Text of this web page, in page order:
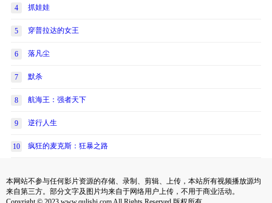
4 抓娃娃
5 穿普拉达的女王
6 落凡尘
7 默杀
8 航海王：强者天下
9 逆行人生
10 疯狂的麦克斯：狂暴之路
本网站不参与任何影片资源的存储、录制、剪辑、上传，本站所有视频播放源均
来自第三方。部分文字及图片均来自于网络用户上传，不用于商业活动。